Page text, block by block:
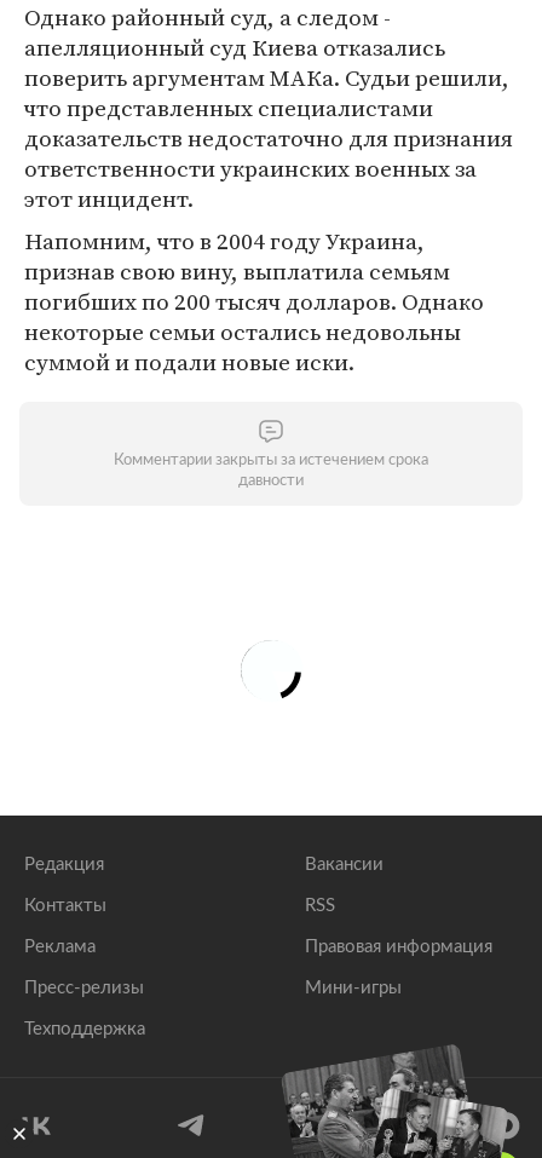
Однако районный суд, а следом -
апелляционный суд Киева отказались
поверить аргументам МАКа. Судьи решили,
что представленных специалистами
доказательств недостаточно для признания
ответственности украинских военных за
этот инцидент.
Напомним, что в 2004 году Украина,
признав свою вину, выплатила семьям
погибших по 200 тысяч долларов. Однако
некоторые семьи остались недовольны
суммой и подали новые иски.
Комментарии закрыты за истечением срока
давности
Редакция
Контакты
Реклама
Пресс-релизы
Техподдержка
Вакансии
RSS
Правовая информация
Мини-игры